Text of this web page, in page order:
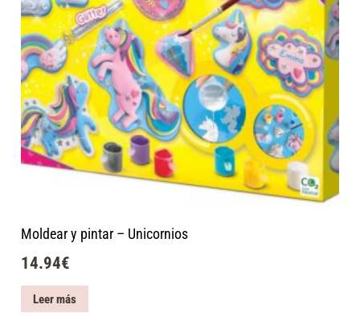
Moldear y pintar – Unicornios
14.94€
Leer más